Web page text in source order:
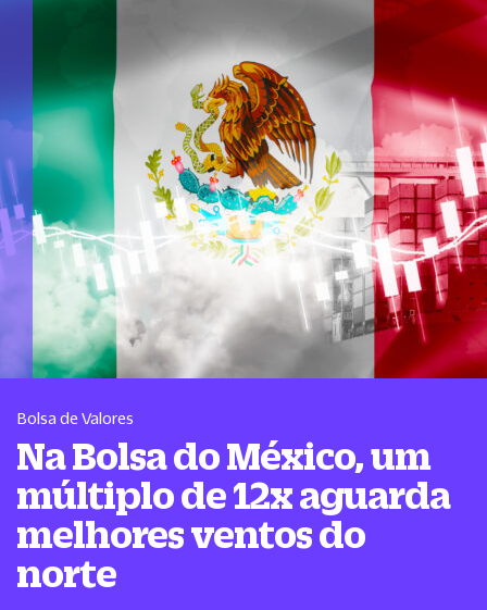
Bolsa de Valores
Na Bolsa do México, um
múltiplo de 12x aguarda
melhores ventos do
norte